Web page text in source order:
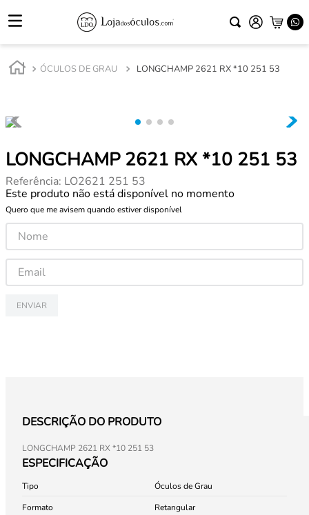
ÓCULOS DE GRAU LONGCHAMP 2621 RX *10 251 53
LONGCHAMP 2621 RX *10 251 53
Referência: LO2621 251 53
Este produto não está disponível no momento
Quero que me avisem quando estiver disponível
ENVIAR
DESCRIÇÃO DO PRODUTO
LONGCHAMP 2621 RX *10 251 53
ESPECIFICAÇÃO
Tipo
Óculos de Grau
Formato
Retangular